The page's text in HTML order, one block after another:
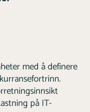
med å definere
på IT-